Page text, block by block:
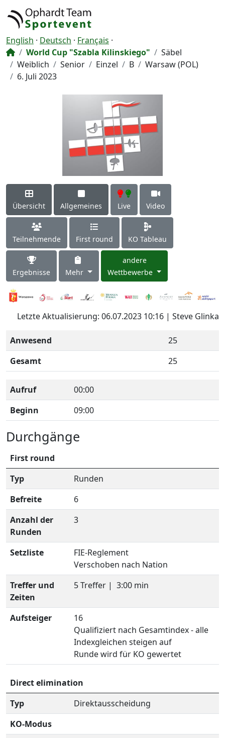
English · Deutsch · Français ·
World Cup "Szabla Kilinskiego"
Säbel
Weiblich
Senior Einzel B
Warsaw (POL)
6. Juli 2023
Übersicht Allgemeines Live Video
Teilnehmende First round KO Tableau
Ergebnisse Mehr
andere
Wettbewerbe
Letzte Aktualisierung: 06.07.2023 10:16 | Steve Glinka
Anwesend
25
Gesamt
25
Aufruf
00:00
Beginn
09:00
Durchgänge
First round
Typ
Runden
Befreite
6
Anzahl der
Runden
3
Setzliste
FIE-Reglement
Verschoben nach Nation
Treffer und
Zeiten
5 Treffer | 3:00 min
Aufsteiger
16
Qualifiziert nach Gesamtindex - alle
Indexgleichen steigen auf
Runde wird für KO gewertet
Direct elimination
Typ
Direktausscheidung
KO-Modus